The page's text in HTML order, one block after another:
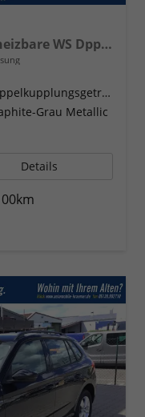
Monte Carlo 5J. Garantie Beheizbare WS Dppelter Kofferraumboden Klimaauto 16 Zoll LM Bi-LED Kamera Kessy
Doppelkupplungsgetriebe (DSG)
Grau Metallic
Details